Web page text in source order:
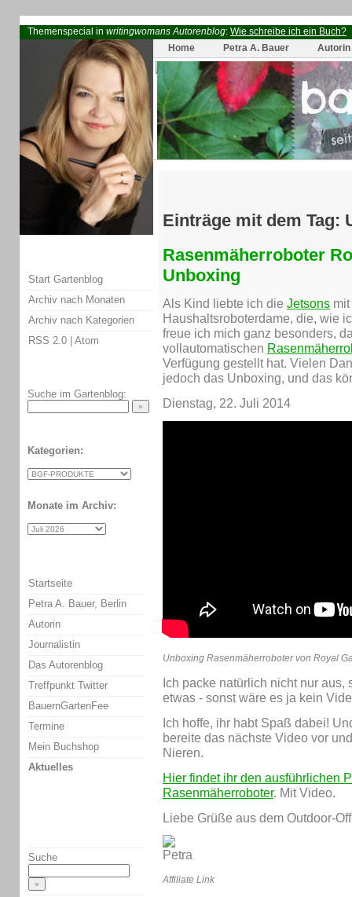
Themenspecial in writingwomans Autorenblog: Wie schreibe ich ein Buch?
Home
Petra A. Bauer Autorin
Einträge mit dem Tag:
Rasenmäherroboter
Unboxing
Als Kind liebte ich die Jetsons
Haushaltsroboterdame, die, wie
freue ich mich ganz besonders,
vollautomatischen
Verfügung gestellt hat. Vielen
jedoch das Unboxing, und das
Dienstag, 22. Juli 2014
Unboxing Rasenmäherroboter von Royal
Ich packe natürlich nicht nur
etwas - sonst wäre es ja kein
Ich hoffe, ihr habt Spaß dabei!
bereite das nächste Video vor
Nieren.
Hier findet ihr den ausführlichen
Rasenmäherroboter. Mit Video.
Liebe Grüße aus dem Outdoor-
Affiliate Link
Start Gartenblog
Archiv nach Monaten
Archiv nach Kategorien
RSS 2.0 | Atom
Suche im Gartenblog:
Kategorien:
Monate im Archiv:
Startseite
Petra A. Bauer, Berlin
Autorin
Journalistin
Das Autorenblog
Treffpunkt Twitter
BauernGartenFee
Termine
Mein Buchshop
Aktuelles
Suche